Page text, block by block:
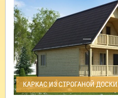
КАРКАС ИЗ СТРОГАНОЙ ДОСКИ